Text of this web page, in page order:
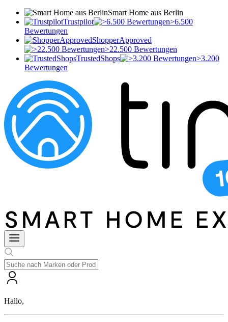
Smart Home aus Berlin
Trustpilot
>6.500
Bewertungen
ShopperApproved
>22.500 Bewertungen
TrustedShops
>3.200
Bewertungen
Hallo,